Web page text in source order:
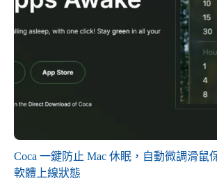
Coca 一鍵防止 Mac 休眠，自動微調滑鼠
軟體上線狀態